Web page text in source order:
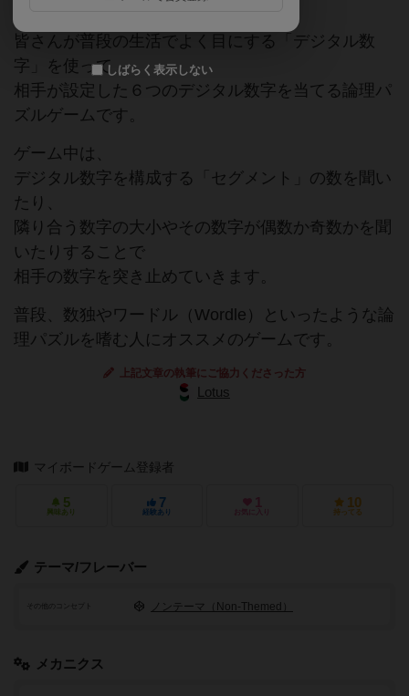
皆さんが普段の生活でよく目にする「デジタル数
字」を使って
相手が設定した６つのデジタル数字を当てる論理パ
ズルゲームです。
ゲーム中は、
デジタル数字を構成する「セグメント」の数を聞い
たり、
隣り合う数字の大小やその数字が偶数か奇数かを聞
いたりすることで
相手の数字を突き止めていきます。
普段、数独やワードル（Wordle）といったような論
理パズルを嗜む人にオススメのゲームです。
上記文章の執筆にご協力くださった方
Lotus
マイボードゲーム登録者
5
興味あり
7
経験あり
1
お気に入り
10
持ってる
テーマ/フレーバー
その他のコンセプト ノンテーマ（Non-Themed）
メカニクス
しばらく表示しない